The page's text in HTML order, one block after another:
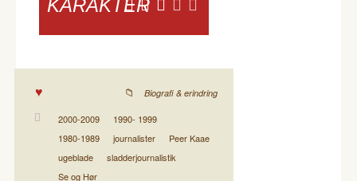
KARAKTER
Biografi & erindring
2000-2009
1990- 1999
1980-1989
journalister
Peer Kaae
ugeblade
sladderjournalistik
Se og Hør